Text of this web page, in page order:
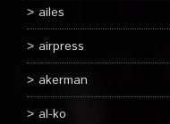
ailes
airpress
akerman
al-ko